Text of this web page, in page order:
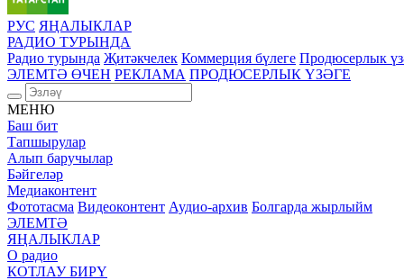
РУС ЯҢАЛЫКЛАР
РАДИО ТУРЫНДА
Радио турында Җитәкчелек Коммерция бүлеге Продюсерлык
ЭЛЕМТӘ ӨЧЕН РЕКЛАМА ПРОДЮСЕРЛЫК ҮЗӘГЕ
МЕНЮ
Баш бит
Тапшырулар
Алып баручылар
Бәйгеләр
Медиаконтент
Фототасма Видеоконтент Аудио-архив Болгарда жырлыйм
ЭЛЕМТӘ
ЯҢАЛЫКЛАР
О радио
КОТЛАУ БИРҮ